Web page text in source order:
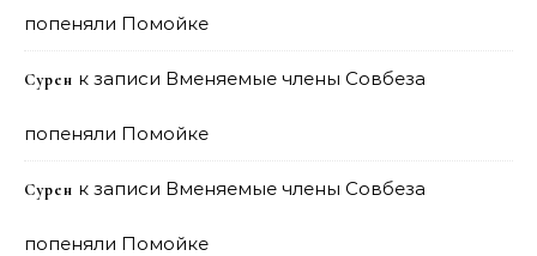
попеняли Помойке
Сурен к записи Вменяемые члены Совбеза
попеняли Помойке
Сурен к записи Вменяемые члены Совбеза
попеняли Помойке